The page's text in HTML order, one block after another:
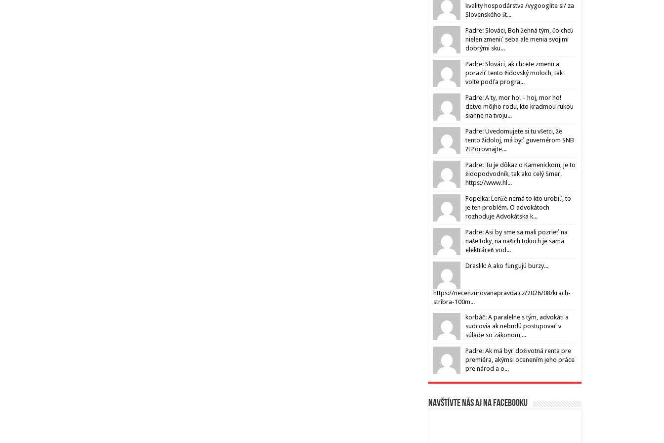
kvality hospodárstva /vygooglite si/ za
Slovenského št...
Padre: Slováci, Boh žehná tým, čo chcú
nielen zmeniť seba ale menia svojimi
dobrými sku...
Padre: Slováci, ak chcete zmenu a
poraziť tento židovský moloch, tak
volte podľa progra...
Padre: A ty, mor ho! – hoj, mor ho!
detvo môjho rodu, kto kradmou rukou
siahne na tvoju...
Padre: Uvedomujete si tu všetci, že
tento židoloj, má byť guvernérom SNB
?! Porovnajte...
Padre: Tu je dôkaz o Kamenickom, je to
židopodvodník, tak ako celý Smer.
https://www.hl...
Popelka: Lenže nemá to kto urobiť, to
je ten problém. O advokátoch
rozhoduje Advokátska k...
Padre: Asi by sme sa mali pozrieť na
naše toky, na našich tokoch je samá
elektráreň vod...
Draslik: A ako fungujú burzy...
https://necenzurovanapravda.cz/2026/08/krach-
stribra-100m...
korbáč: A paralelne s tým, advokáti a
sudcovia ak nebudú postupovať v
súlade so zákonom,...
Padre: Ak má byť doživotná renta pre
premiéra, akýmsi ocenením jeho práce
pre národ a o...
Navštívte nás aj na Facebooku